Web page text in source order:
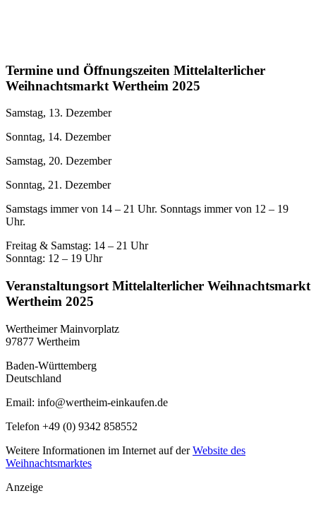
Termine und Öffnungszeiten Mittelalterlicher
Weihnachtsmarkt Wertheim 2025
Samstag, 13. Dezember
Sonntag, 14. Dezember
Samstag, 20. Dezember
Sonntag, 21. Dezember
Samstags immer von 14 – 21 Uhr. Sonntags immer von 12 – 19
Uhr.
Freitag & Samstag: 14 – 21 Uhr
Sonntag: 12 – 19 Uhr
Veranstaltungsort Mittelalterlicher Weihnachtsmarkt
Wertheim 2025
Wertheimer Mainvorplatz
97877 Wertheim
Baden-Württemberg
Deutschland
Email: info@wertheim-einkaufen.de
Telefon +49 (0) 9342 858552
Weitere Informationen im Internet auf derWebsite des
Weihnachtsmarktes
Anzeige